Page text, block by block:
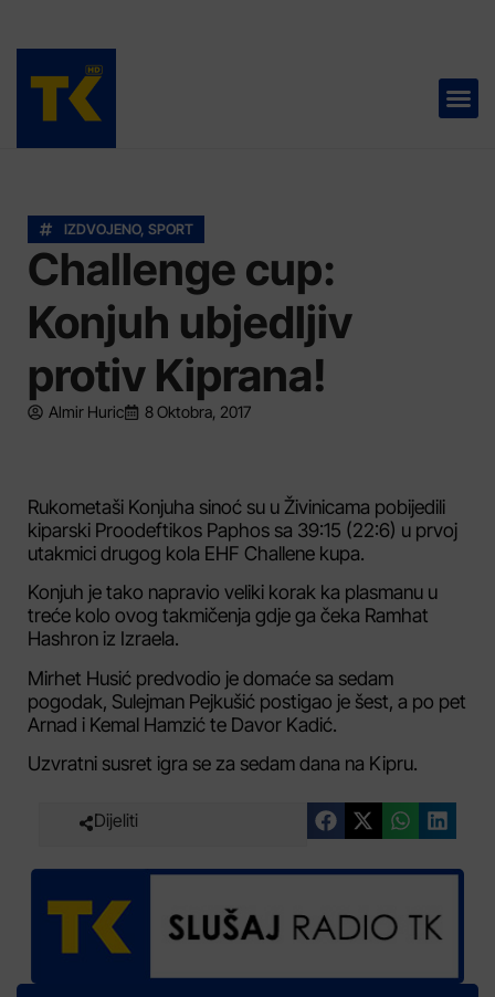
IZDVOJENO, SPORT
Challenge cup:
Konjuh ubjedljiv
protiv Kiprana!
Almir Huric 8 Oktobra, 2017
Rukometaši Konjuha sinoć su u Živinicama pobijedili
kiparski Proodeftikos Paphos sa 39:15 (22:6) u prvoj
utakmici drugog kola EHF Challene kupa.
Konjuh je tako napravio veliki korak ka plasmanu u
treće kolo ovog takmičenja gdje ga čeka Ramhat
Hashron iz Izraela.
Mirhet Husić predvodio je domaće sa sedam
pogodak, Sulejman Pejkušić postigao je šest, a po pet
Arnad i Kemal Hamzić te Davor Kadić.
Uzvratni susret igra se za sedam dana na Kipru.
Dijeliti